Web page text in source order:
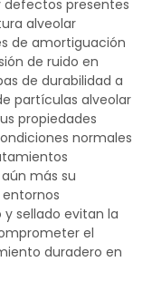
defectos presentes
alveolar
de amortiguación
de ruido en
de durabilidad a
partículas alveolar
propiedades
normales
más su
sellado evitan la
el
duradero en